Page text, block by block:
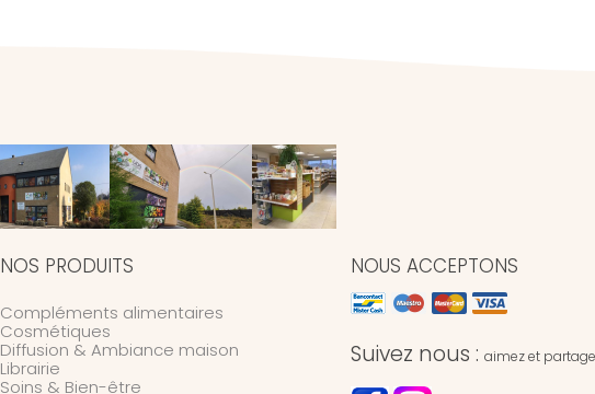
NOS PRODUITS
Compléments alimentaires
Cosmétiques
Diffusion & Ambiance maison
Librairie
Soins & Bien-être
NOUS ACCEPTONS
Suivez nous : aimez et